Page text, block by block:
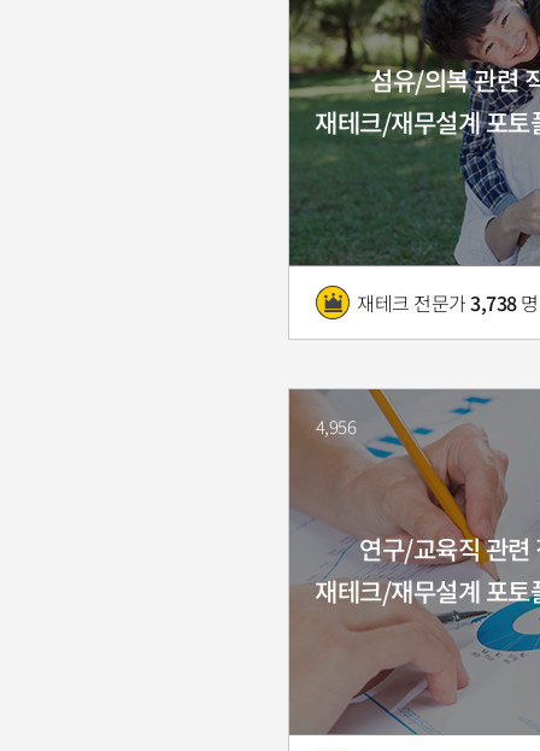
섬유/의복 관련
재테크/재무설계 포토
재테크 전문가3,738명
연구/교육직 관련
재테크/재무설계 포토
4,956